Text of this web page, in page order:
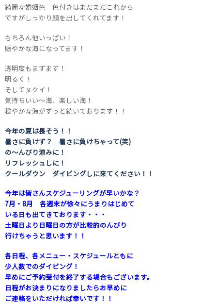
綺麗な婚姻色 色付きはまだまだこれから
ですがしっかり顔を出してくれてます！
もちろん他いっぱい！
賑やかな海になってます！
透明度もまずまず！
明るく！
そしてヌクイ！
気持ちいい～海、楽しい海！
穏やかな海がずっと続いております！！
今年の夏は長そう！！
暑さに負けず？ 暑さに負けちゃって(笑)
の～んびり涼みに！
リフレッシュしに！
クールダウン ダイビングしに来てください！！
今年は皆さんスケジューリングが早いかな？
7月・8月 各週末が徐々にうまりはじめて
いる日も出てきております・・・
土曜日より日曜日の方が比較的のんびり
行けちゃうと思います！！
各日程、各メニュー・スケジュールともに
少人数でのダイビング！
早めにご予約受付を終了する場合もございます。
日程がお決まりになりましたらお早めに
ご連絡をいただければ幸いです！！